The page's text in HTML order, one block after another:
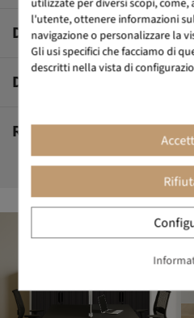
DESCRIZIONE
DATI TECNICI
RECENSIONI DEI
utilizzate per diversi scopi, come,
l'utente, ottenere informazioni
navigazione o personalizzare la
Gli usi specifici che facciamo di
descritti nella vista di